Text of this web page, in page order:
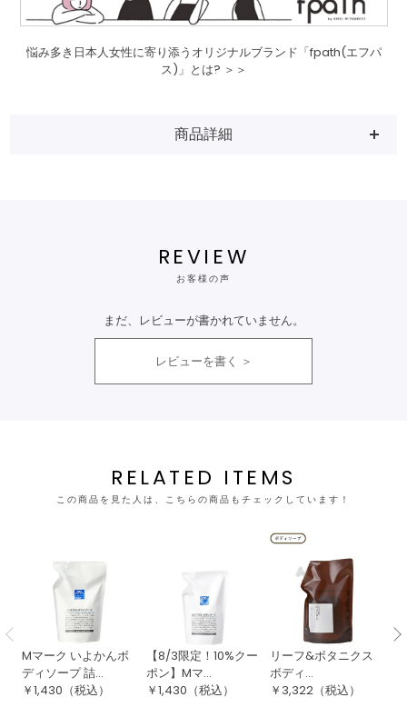
悩み多き日本人女性に寄り添うオリジナルブランド「fpath(エフパ
ス)」とは? ＞＞
商品詳細
REVIEW
お客様の声
まだ、レビューが書かれていません。
レビューを書く
RELATED ITEMS
この商品を見た人は、こちらの商品もチェックしています！
Mマーク いよかんボ
ディソープ 詰...
￥1,430 （税込）
【8/3限定！10%クー
ポン】Mマ...
￥1,430 （税込）
リーフ&ボタニクス
ボディ...
￥ 3,322 （税込）